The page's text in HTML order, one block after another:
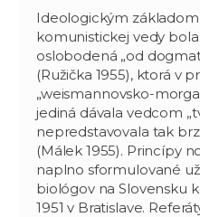
Ideologickým základom
komunistickej vedy bola
oslobodená „od
(Ružička 1955), ktorá v
„weismannovsko-
jediná dávala vedcom
nepredstavovala tak
(Málek 1955). Princípy
naplno sformulované
biológov na Slovensku
1951 v Bratislave.